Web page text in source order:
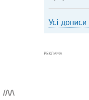
Усі дописи
РЕКЛАМА